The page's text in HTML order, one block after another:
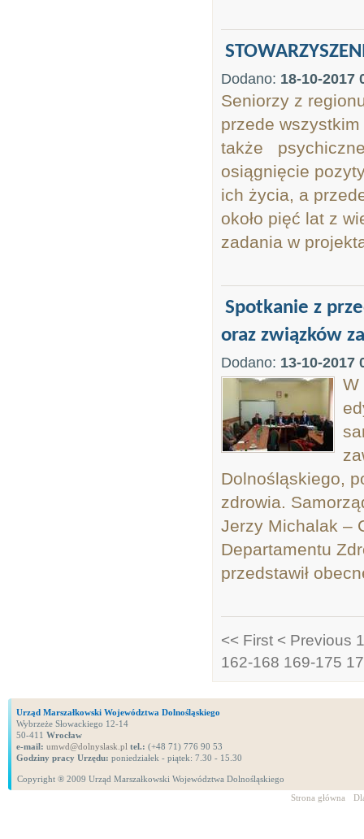
Dodano: 18-10-2017
Seniorzy z
przede
także
osiągnięcie
ich życia, a
około pięć lat z
zadania w
Spotkanie z
oraz związków
Dodano: 13-10-2017
W
Dolnośląskiego,
zdrowia.
Jerzy Michalak –
Departamentu
przedstawił
<< First < Previous
162-168 169-175
Urząd Marszałkowski Województwa Dolnośląskiego
Wybrzeże Słowackiego 12-14
50-411 Wrocław
e-mail: umwd@dolnyslask.pl tel.: (+48 71) 776 90 53
Godziny pracy Urzędu: poniedziałek - piątek: 7.30 - 15.30
Copyright ® 2009 Urząd Marszałkowski Województwa Dolnośląskiego
Strona główna